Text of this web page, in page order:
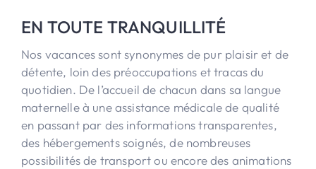
EN TOUTE TRANQUILLITÉ
Nos vacances sont synonymes de pur plaisir et de
détente, loin des préoccupations et tracas du
quotidien. De l’accueil de chacun dans sa langue
maternelle à une assistance médicale de qualité
en passant par des informations transparentes,
des hébergements soignés, de nombreuses
possibilités de transport ou encore des animations